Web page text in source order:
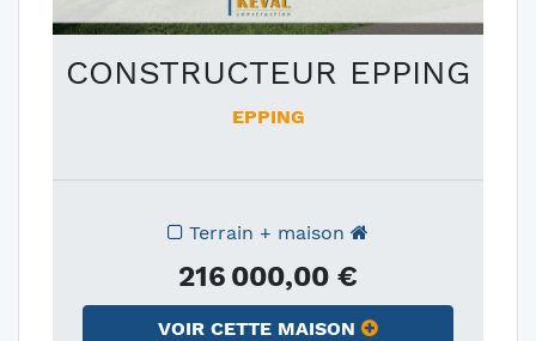
CONSTRUCTEUR EPPING
EPPING
Terrain + maison
216 000,00 €
VOIR CETTE MAISON